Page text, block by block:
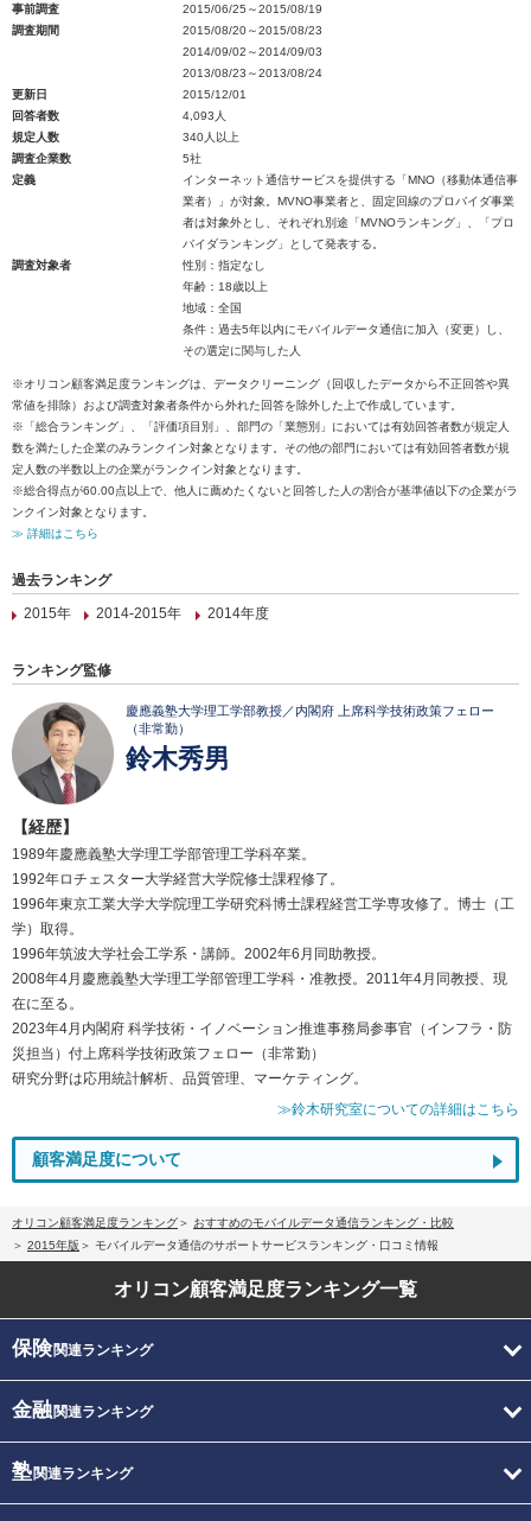
事前調査
2015/06/25～2015/08/19
調査期間
2015/08/20～2015/08/23
2014/09/02～2014/09/03
2013/08/23～2013/08/24
更新日
2015/12/01
回答者数
4,093人
規定人数
340人以上
調査企業数
5社
定義
インターネット通信サービスを提供する「MNO（移動体通信事
業者）」が対象。MVNO事業者と、固定回線のプロバイダ事業
者は対象外とし、それぞれ別途「MVNOランキング」、「プロ
バイダランキング」として発表する。
調査対象者
性別：指定なし
年齢：18歳以上
地域：全国
条件：過去5年以内にモバイルデータ通信に加入（変更）し、
その選定に関与した人
※オリコン顧客満足度ランキングは、データクリーニング（回収したデータから不正回答や異
常値を排除）および調査対象者条件から外れた回答を除外した上で作成しています。
※「総合ランキング」、「評価項目別」、部門の「業態別」においては有効回答者数が規定人
数を満たした企業のみランクイン対象となります。その他の部門においては有効回答者数が規
定人数の半数以上の企業がランクイン対象となります。
※総合得点が60.00点以上で、他人に薦めたくないと回答した人の割合が基準値以下の企業がラ
ンクイン対象となります。
≫ 詳細はこちら
過去ランキング
2015年
2014-2015年 2014年度
ランキング監修
慶應義塾大学理工学部教授／内閣府 上席科学技術政策フェロー
（非常勤）
鈴木秀男
【経歴】
1989年慶應義塾大学理工学部管理工学科卒業。
1992年ロチェスター大学経営大学院修士課程修了。
1996年東京工業大学大学院理工学研究科博士課程経営工学専攻修了。博士（工
学）取得。
1996年筑波大学社会工学系・講師。2002年6月同助教授。
2008年4月慶應義塾大学理工学部管理工学科・准教授。2011年4月同教授、現
在に至る。
2023年4月内閣府 科学技術・イノベーション推進事務局参事官（インフラ・防
災担当）付上席科学技術政策フェロー（非常勤）
研究分野は応用統計解析、品質管理、マーケティング。
≫鈴木研究室についての詳細はこちら
顧客満足度について
オリコン顧客満足度ランキング
おすすめのモバイルデータ通信ランキング・比較
2015年版
モバイルデータ通信のサポートサービスランキング・口コミ情報
オリコン顧客満足度ランキング一覧
保険関連ランキング
金融関連ランキング
塾関連ランキング